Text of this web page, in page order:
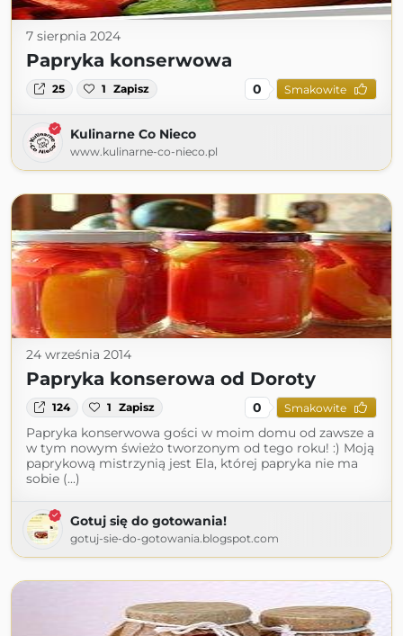
7 sierpnia 2024
Papryka konserwowa
25 1 Zapisz 0 Smakowite
Kulinarne Co Nieco
www.kulinarne-co-nieco.pl
24 września 2014
Papryka konserowa od Doroty
124 1 Zapisz 0 Smakowite
Papryka konserwowa gości w moim domu od zawsze a
w tym nowym świeżo tworzonym od tego roku! :) Moją
paprykową mistrzynią jest Ela, której papryka nie ma
sobie (...)
Gotuj się do gotowania!
gotuj-sie-do-gotowania.blogspot.com